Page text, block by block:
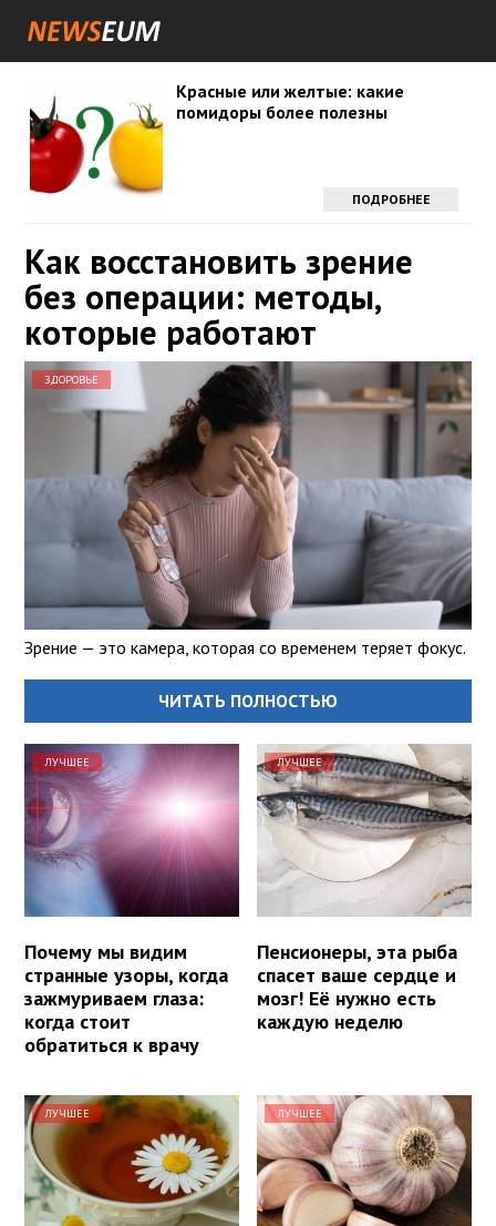
Красные или желтые: какие
помидоры более полезны
ПОДРОБНЕЕ
Как восстановить зрение
без операции: методы,
которые работают
ЗДОРОВЬЕ
Зрение — это камера, которая со временем теряет фокус.
ЧИТАТЬ ПОЛНОСТЬЮ
ЛУЧШЕЕ
Почему мы видим
странные узоры, когда
зажмуриваем глаза:
когда стоит
обратиться к врачу
ЛУЧШЕЕ
Пенсионеры, эта рыба
спасет ваше сердце и
мозг! Её нужно есть
каждую неделю
ЛУЧШЕЕ ЛУЧШЕЕ